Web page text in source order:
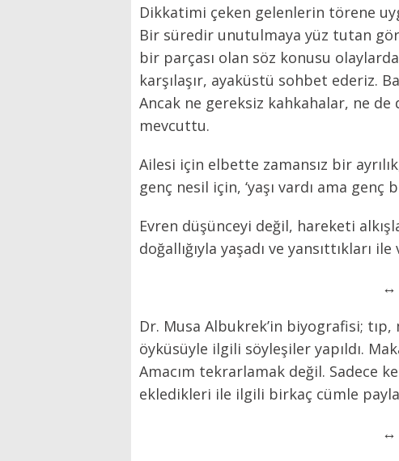
Dikkatimi çeken gelenlerin törene
Bir süredir unutulmaya yüz tutan
bir parçası olan söz konusu
karşılaşır, ayaküstü sohbet ederiz.
Ancak ne gereksiz kahkahalar, ne
mevcuttu.
Ailesi için elbette zamansız bir
genç nesil için, ‘yaşı vardı ama genç
Evren düşünceyi değil, hareketi
doğallığıyla yaşadı ve yansıttıkları
Dr. Musa Albukrek’in biyografisi;
öyküsüyle ilgili söyleşiler yapıldı.
Amacım tekrarlamak değil. Sadece
ekledikleri ile ilgili birkaç cümle